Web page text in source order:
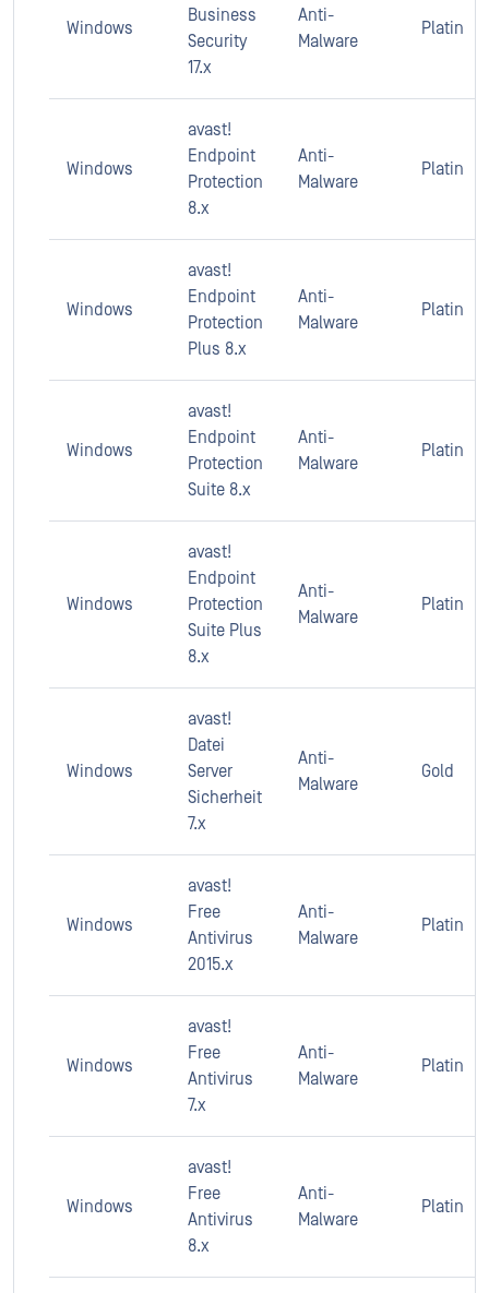
Windows
Business
Security
17.x
Anti-
Malware
Platin
Windows
avast!
Endpoint
Protection
8.x
Anti-
Malware
Platin
Windows
avast!
Endpoint
Protection
Plus 8.x
Anti-
Malware
Platin
Windows
avast!
Endpoint
Protection
Suite 8.x
Anti-
Malware
Platin
Windows
avast!
Endpoint
Protection
Suite Plus
8.x
Anti-
Malware
Platin
Windows
avast!
Datei
Server
Sicherheit
7.x
Anti-
Malware
Gold
Windows
avast!
Free
Antivirus
2015.x
Anti-
Malware
Platin
Windows
avast!
Free
Antivirus
7.x
Anti-
Malware
Platin
Windows
avast!
Free
Antivirus
8.x
Anti-
Malware
Platin